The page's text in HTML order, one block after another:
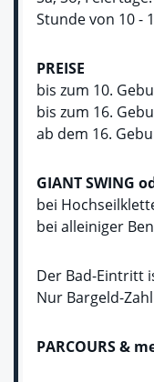
Stunde von 10 -
PREISE
bis zum 10.
bis zum 16.
ab dem 16.
GIANT SWING
bei
bei alleiniger
Der Bad-Eintritt
Nur Bargeld-
PARCOURS &